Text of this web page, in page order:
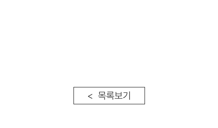
< 목록보기